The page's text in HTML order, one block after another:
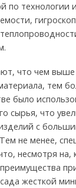
по технологии
что чем выше
тем
было
сырья, что
с
не менее,
несмотря на,
жесткой